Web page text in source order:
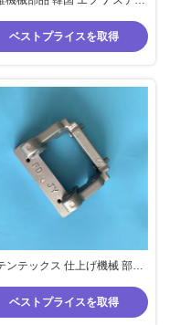
中心距離 標準型
ベストプライスを取得
ンテックス 仕上げ機械 部品
ー 52mm 中心距離
ベストプライスを取得